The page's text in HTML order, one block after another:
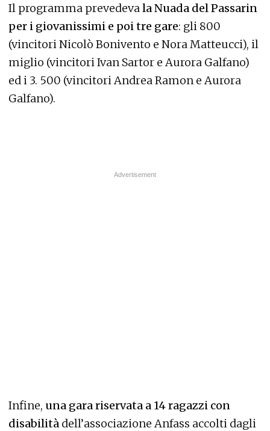
Il programma prevedeva la Nuada del Passarin
per i giovanissimi e poi tre gare: gli 800
(vincitori Nicolò Bonivento e Nora Matteucci), il
miglio (vincitori Ivan Sartor e Aurora Galfano)
ed i 3. 500 (vincitori Andrea Ramon e Aurora
Galfano).
Infine, una gara riservata a 14 ragazzi con
disabilità dell’associazione Anfass accolti dagli